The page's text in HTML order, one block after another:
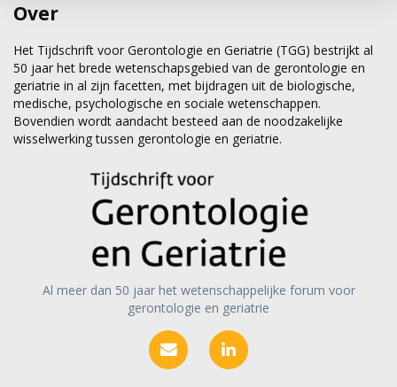
Over
Het Tijdschrift voor Gerontologie en Geriatrie (TGG) bestrijkt al
50 jaar het brede wetenschapsgebied van de gerontologie en
geriatrie in al zijn facetten, met bijdragen uit de biologische,
medische, psychologische en sociale wetenschappen.
Bovendien wordt aandacht besteed aan de noodzakelijke
wisselwerking tussen gerontologie en geriatrie.
Al meer dan 50 jaar het wetenschappelijke forum voor
gerontologie en geriatrie